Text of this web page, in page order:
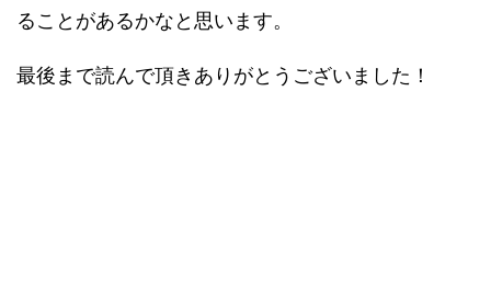
ることがあるかなと思います。
最後まで読んで頂きありがとうございました！